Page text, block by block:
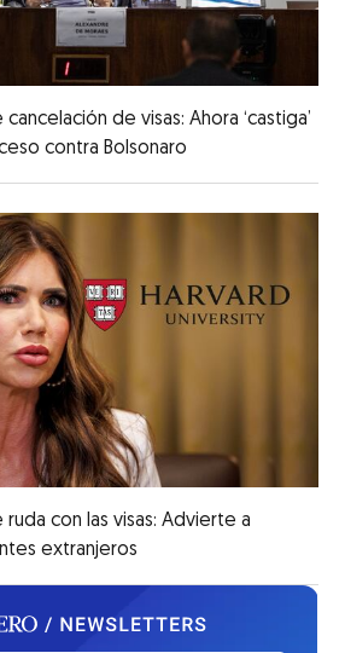
de visas: Ahora ‘castiga’
contra Bolsonaro
con las visas: Advierte a
extranjeros